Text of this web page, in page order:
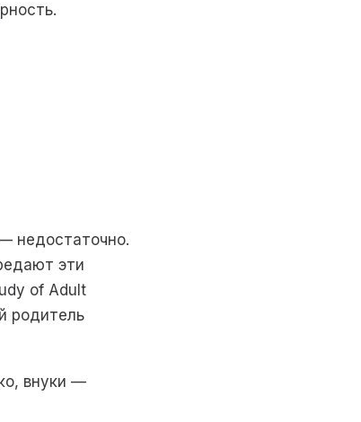
недостаточно.
эти
of Adult
родитель
внуки —